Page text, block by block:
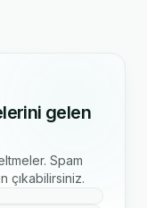
gelen
Spam
çıkabilirsiniz.